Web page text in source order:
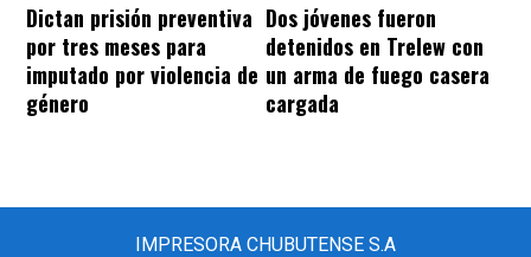
Dictan prisión preventiva
por tres meses para
imputado por violencia de
género
Dos jóvenes fueron
detenidos en Trelew con
un arma de fuego casera
cargada
IMPRESORA CHUBUTENSE S.A